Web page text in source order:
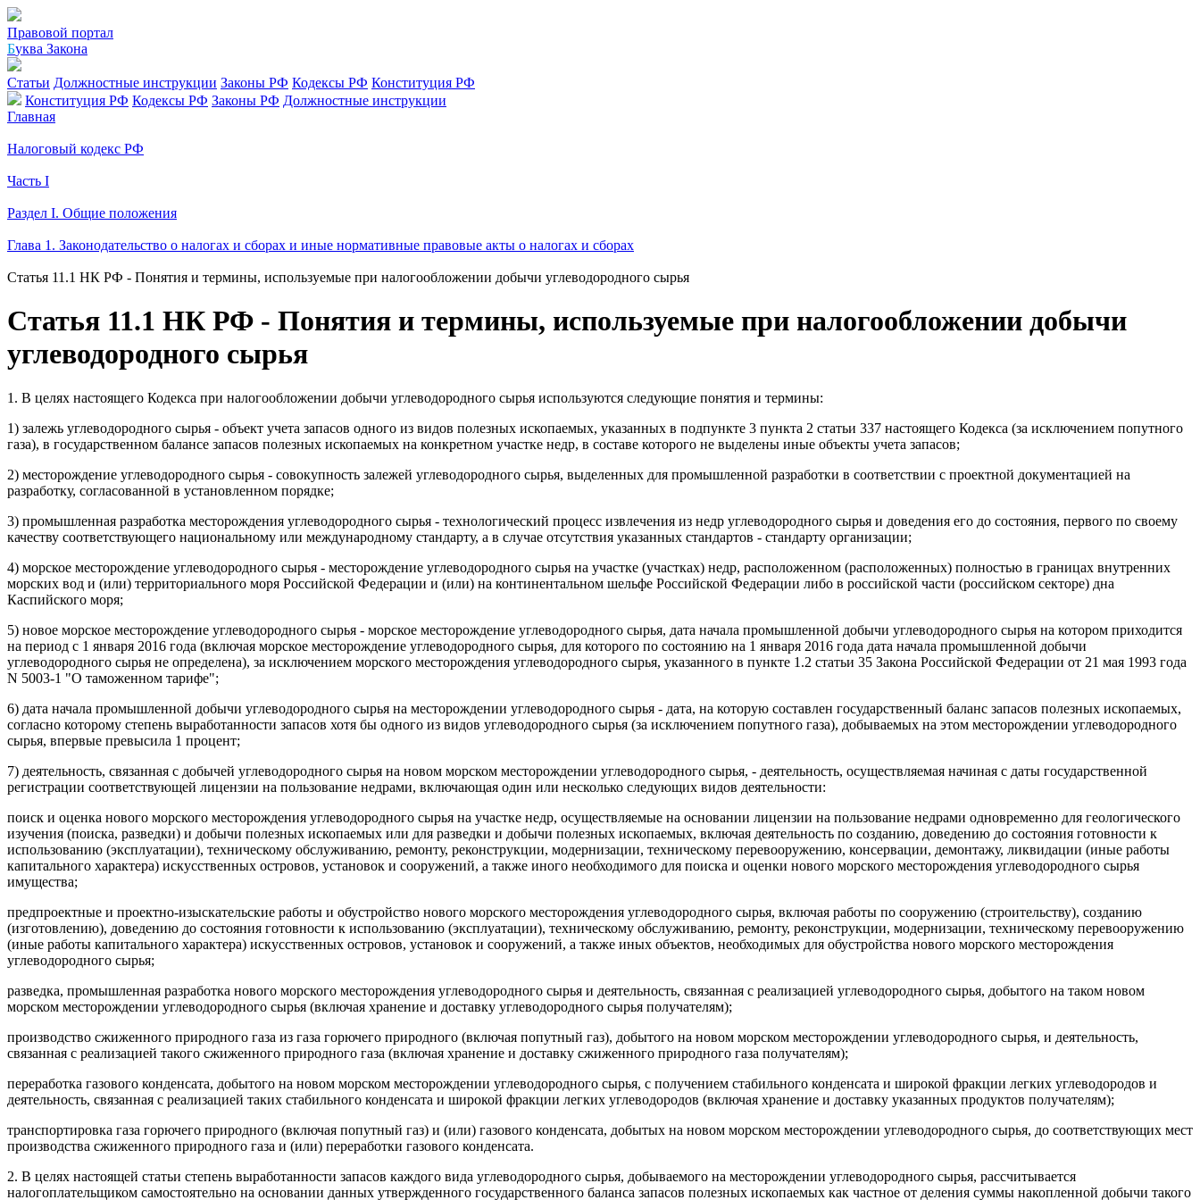
Правовой портал
Буква Закона
Статьи Должностные инструкции Законы РФ Кодексы РФ Конституция РФ
Конституция РФ Кодексы РФ Законы РФ Должностные инструкции
Главная
Налоговый кодекс РФ
Часть I
Раздел I. Общие положения
Глава 1. Законодательство о налогах и сборах и иные нормативные правовые акты о налогах и сборах
Статья 11.1 НК РФ - Понятия и термины, используемые при налогообложении добычи углеводородного сырья
Статья 11.1 НК РФ - Понятия и термины, используемые при налогообложении добычи
углеводородного сырья
1. В целях настоящего Кодекса при налогообложении добычи углеводородного сырья используются следующие понятия и термины:
1) залежь углеводородного сырья - объект учета запасов одного из видов полезных ископаемых, указанных в подпункте 3 пункта 2 статьи 337 настоящего Кодекса (за исключением попутного
газа), в государственном балансе запасов полезных ископаемых на конкретном участке недр, в составе которого не выделены иные объекты учета запасов;
2) месторождение углеводородного сырья - совокупность залежей углеводородного сырья, выделенных для промышленной разработки в соответствии с проектной документацией на
разработку, согласованной в установленном порядке;
3) промышленная разработка месторождения углеводородного сырья - технологический процесс извлечения из недр углеводородного сырья и доведения его до состояния, первого по своему
качеству соответствующего национальному или международному стандарту, а в случае отсутствия указанных стандартов - стандарту организации;
4) морское месторождение углеводородного сырья - месторождение углеводородного сырья на участке (участках) недр, расположенном (расположенных) полностью в границах внутренних
морских вод и (или) территориального моря Российской Федерации и (или) на континентальном шельфе Российской Федерации либо в российской части (российском секторе) дна
Каспийского моря;
5) новое морское месторождение углеводородного сырья - морское месторождение углеводородного сырья, дата начала промышленной добычи углеводородного сырья на котором приходится
на период с 1 января 2016 года (включая морское месторождение углеводородного сырья, для которого по состоянию на 1 января 2016 года дата начала промышленной добычи
углеводородного сырья не определена), за исключением морского месторождения углеводородного сырья, указанного в пункте 1.2 статьи 35 Закона Российской Федерации от 21 мая 1993 года
N 5003-1 "О таможенном тарифе";
6) дата начала промышленной добычи углеводородного сырья на месторождении углеводородного сырья - дата, на которую составлен государственный баланс запасов полезных ископаемых,
согласно которому степень выработанности запасов хотя бы одного из видов углеводородного сырья (за исключением попутного газа), добываемых на этом месторождении углеводородного
сырья, впервые превысила 1 процент;
7) деятельность, связанная с добычей углеводородного сырья на новом морском месторождении углеводородного сырья, - деятельность, осуществляемая начиная с даты государственной
регистрации соответствующей лицензии на пользование недрами, включающая один или несколько следующих видов деятельности:
поиск и оценка нового морского месторождения углеводородного сырья на участке недр, осуществляемые на основании лицензии на пользование недрами одновременно для геологического
изучения (поиска, разведки) и добычи полезных ископаемых или для разведки и добычи полезных ископаемых, включая деятельность по созданию, доведению до состояния готовности к
использованию (эксплуатации), техническому обслуживанию, ремонту, реконструкции, модернизации, техническому перевооружению, консервации, демонтажу, ликвидации (иные работы
капитального характера) искусственных островов, установок и сооружений, а также иного необходимого для поиска и оценки нового морского месторождения углеводородного сырья
имущества;
предпроектные и проектно-изыскательские работы и обустройство нового морского месторождения углеводородного сырья, включая работы по сооружению (строительству), созданию
(изготовлению), доведению до состояния готовности к использованию (эксплуатации), техническому обслуживанию, ремонту, реконструкции, модернизации, техническому перевооружению
(иные работы капитального характера) искусственных островов, установок и сооружений, а также иных объектов, необходимых для обустройства нового морского месторождения
углеводородного сырья;
разведка, промышленная разработка нового морского месторождения углеводородного сырья и деятельность, связанная с реализацией углеводородного сырья, добытого на таком новом
морском месторождении углеводородного сырья (включая хранение и доставку углеводородного сырья получателям);
производство сжиженного природного газа из газа горючего природного (включая попутный газ), добытого на новом морском месторождении углеводородного сырья, и деятельность,
связанная с реализацией такого сжиженного природного газа (включая хранение и доставку сжиженного природного газа получателям);
переработка газового конденсата, добытого на новом морском месторождении углеводородного сырья, с получением стабильного конденсата и широкой фракции легких углеводородов и
деятельность, связанная с реализацией таких стабильного конденсата и широкой фракции легких углеводородов (включая хранение и доставку указанных продуктов получателям);
транспортировка газа горючего природного (включая попутный газ) и (или) газового конденсата, добытых на новом морском месторождении углеводородного сырья, до соответствующих мест
производства сжиженного природного газа и (или) переработки газового конденсата.
2. В целях настоящей статьи степень выработанности запасов каждого вида углеводородного сырья, добываемого на месторождении углеводородного сырья, рассчитывается
налогоплательщиком самостоятельно на основании данных утвержденного государственного баланса запасов полезных ископаемых как частное от деления суммы накопленной добычи такого